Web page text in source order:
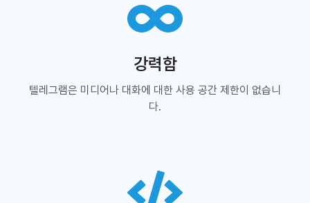
강력함
텔레그램은 미디어나 대화에 대한 사용 공간 제한이 없습니
다.